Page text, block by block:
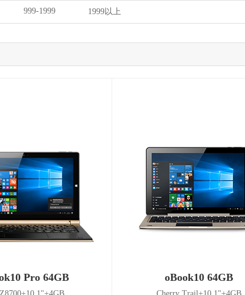
999-1999 1999以上
Pro 64GB oBook10 64GB